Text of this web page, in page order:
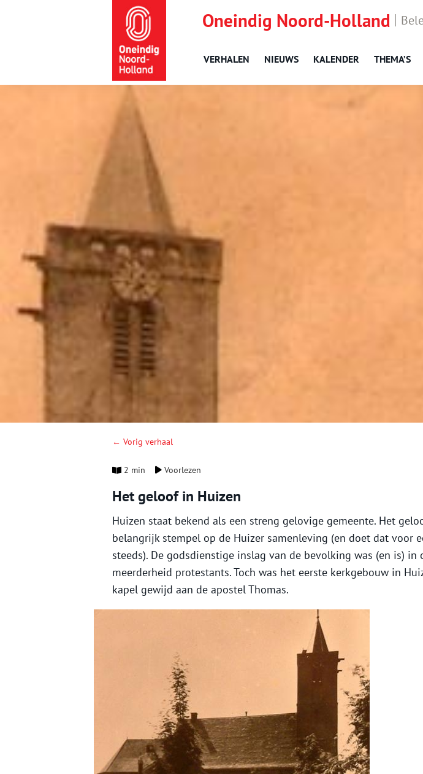
Oneindig Noord-Holland
VERHALEN NIEUWS KALENDER THEMA’S
← Vorig verhaal
2 min Voorlezen
Het geloof in Huizen
Huizen staat bekend als een streng gelovige gemeente. Het
belangrijk stempel op de Huizer samenleving (en doet dat voor
steeds). De godsdienstige inslag van de bevolking was (en is) in
meerderheid protestants. Toch was het eerste kerkgebouw in
kapel gewijd aan de apostel Thomas.